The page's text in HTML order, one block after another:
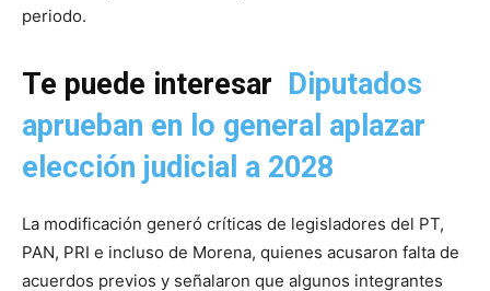
periodo.
Te puede interesar
Diputados
aprueban en lo general aplazar
elección judicial a 2028
La modificación generó críticas de legisladores del PT,
PAN, PRI e incluso de Morena, quienes acusaron falta de
acuerdos previos y señalaron que algunos integrantes